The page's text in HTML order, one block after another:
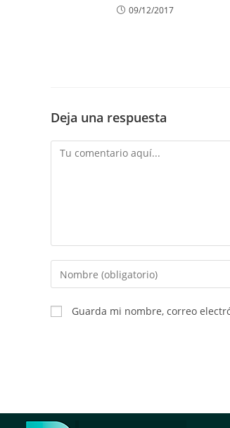
09/12/2017
Deja una respuesta
Guarda mi nombre, correo